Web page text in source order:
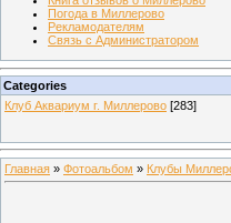
Погода в Миллерово
Рекламодателям
Связь с Администратором
Categories
Клуб Аквариум г. Миллерово [283]
Главная » Фотоальбом » Клубы